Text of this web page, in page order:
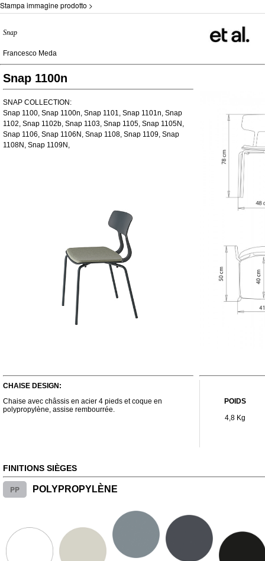
Stampa immagine prodotto >
Snap
Francesco Meda
Snap 1100n
SNAP COLLECTION:
Snap 1100, Snap 1100n, Snap 1101, Snap 1101n, Snap
1102, Snap 1102b, Snap 1103, Snap 1105, Snap 1105N,
Snap 1106, Snap 1106N, Snap 1108, Snap 1109, Snap
1108N, Snap 1109N,
CHAISE DESIGN:
Chaise avec châssis en acier 4 pieds et coque en
polypropylène, assise rembourrée.
POIDS
4,8 Kg
FINITIONS SIÈGES
PP POLYPROPYLÈNE